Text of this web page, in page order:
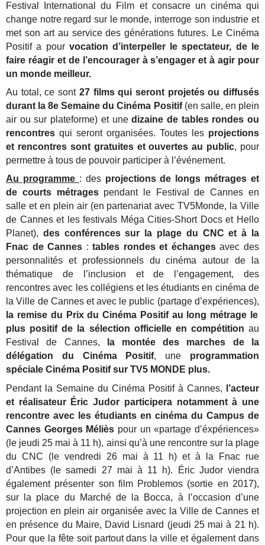
Festival International du Film et consacre un cinéma qui
change notre regard sur le monde, interroge son industrie et
met son art au service des générations futures. Le Cinéma
Positif a pour vocation d’interpeller le spectateur, de le
faire réagir et de l’encourager à s’engager et à agir pour
un monde meilleur.
Au total, ce sont27 films qui seront projetés ou diffusés
durant la 8e Semaine du Cinéma Positif(en salle, en plein
air ou sur plateforme) et unedizaine de tables rondes ou
rencontres qui seront organisées. Toutes les projections
et rencontres sont gratuites et ouvertes au public, pour
permettre à tous de pouvoir participer à l’événement.
Au programme : des projections de longs métrages et
de courts métragespendant le Festival de Cannes en
salle et en plein air (en partenariat avec TV5Monde, la Ville
de Cannes et les festivals Méga Cities-Short Docs et Hello
Planet), des conférences sur la plage du CNC et à la
Fnac de Cannes :tables rondes et échangesavec des
personnalités et professionnels du cinéma autour de la
thématique de l’inclusion et de l’engagement, des
rencontres avec les collégiens et les étudiants en cinéma de
la Ville de Cannes et avec le public (partage d’expériences),
la remise du Prix du Cinéma Positif au long métrage le
plus positif de la sélection officielle en compétition au
Festival de Cannes, la montée des marches de la
délégation du Cinéma Positif, une programmation
spéciale Cinéma Positif sur TV5 MONDE plus.
Pendant la Semaine du Cinéma Positif à Cannes,
l’acteur
et réalisateur Éric Judor participera notamment à une
rencontre avec les étudiants en cinéma du Campus de
Cannes Georges Méliès pour un «partage d’éxpériences»
(le jeudi 25 mai à 11 h), ainsi qu’à une rencontre sur la plage
du CNC (le vendredi 26 mai à 11 h) et à la Fnac rue
d’Antibes (le samedi 27 mai à 11 h). Éric Judor viendra
également présenter son film Problemos (sortie en 2017),
sur la place du Marché de la Bocca, à l’occasion d’une
projection en plein air organisée avec la Ville de Cannes et
en présence du Maire, David Lisnard (jeudi 25 mai à 21 h).
Pour que la fête soit partout dans la ville et également dans